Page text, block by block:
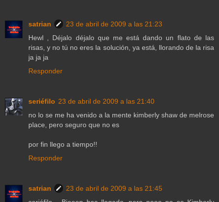
satrian
23 de abril de 2009 a las 21:23
Hewl , Déjalo déjalo que me está dando un flato de las
risas, y no tú no eres la solución, ya está, llorando de la risa
ja ja ja
Responder
seriéfilo 23 de abril de 2009 a las 21:40
no lo se me ha venido a la mente kimberly shaw de melrose
place, pero seguro que no es
por fin llego a tiempo!!
Responder
satrian
23 de abril de 2009 a las 21:45